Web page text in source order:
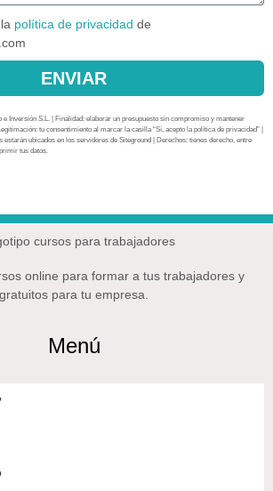
política de privacidad de
ENVIAR
e Inversión S.L. | Finalidad: elaborar un presupuesto sin compromiso y mantener
tu consentimiento al marcar la casilla “Sí, acepto la política de privacidad” |
estarán ubicados en los servidores de Siteground | Derechos: tienes derecho, entre
tus datos.
online para formar a tus trabajadores y
gratuitos para tu empresa.
Menú